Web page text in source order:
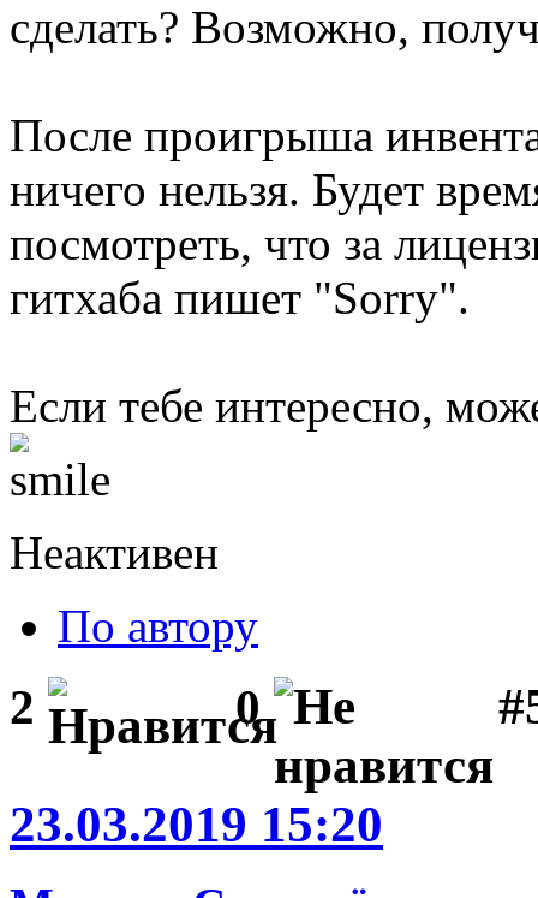
сделать? Возможно,
После проигрыша
ничего нельзя. Будет
посмотреть, что за
гитхаба пишет "Sorry".
Если тебе интересно,
Неактивен
По автору
2 0
23.03.2019 15:20